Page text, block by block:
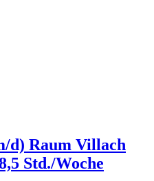
d) Raum Villach
Std./Woche